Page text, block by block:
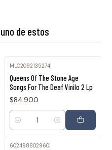
de estos
MLC2092135274|
Queens Of The Stone Age
Songs For The Deaf Vinilo 2 Lp
$84.900
Cantidad
602498802960